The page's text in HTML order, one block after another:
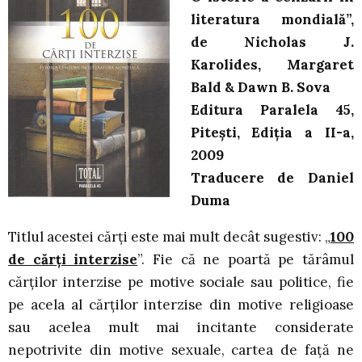
literatura mondială”,
de Nicholas J.
Karolides, Margaret
Bald & Dawn B. Sova
Editura Paralela 45,
Piteşti, Ediţia a II-a,
2009
Traducere de Daniel
Duma
Titlul acestei cărţi este mai mult decât sugestiv: „100
de cărţi interzise”. Fie că ne poartă pe tărâmul
cărţilor interzise pe motive sociale sau politice, fie
pe acela al cărţilor interzise din motive religioase
sau acelea mult mai incitante considerate
nepotrivite din motive sexuale, cartea de faţă ne